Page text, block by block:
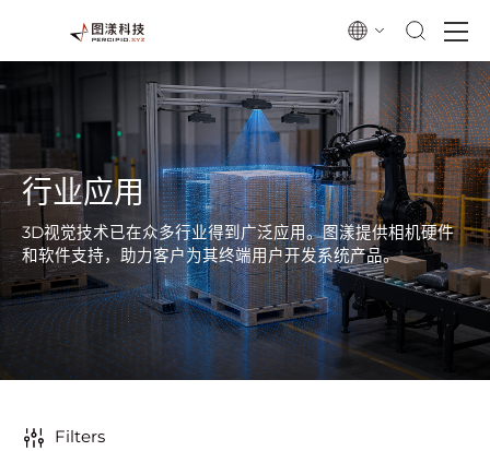
行业应用
3D视觉技术已在众多行业得到广泛应用。图漾提供相机硬件
和软件支持，助力客户为其终端用户开发系统产品。
Filters